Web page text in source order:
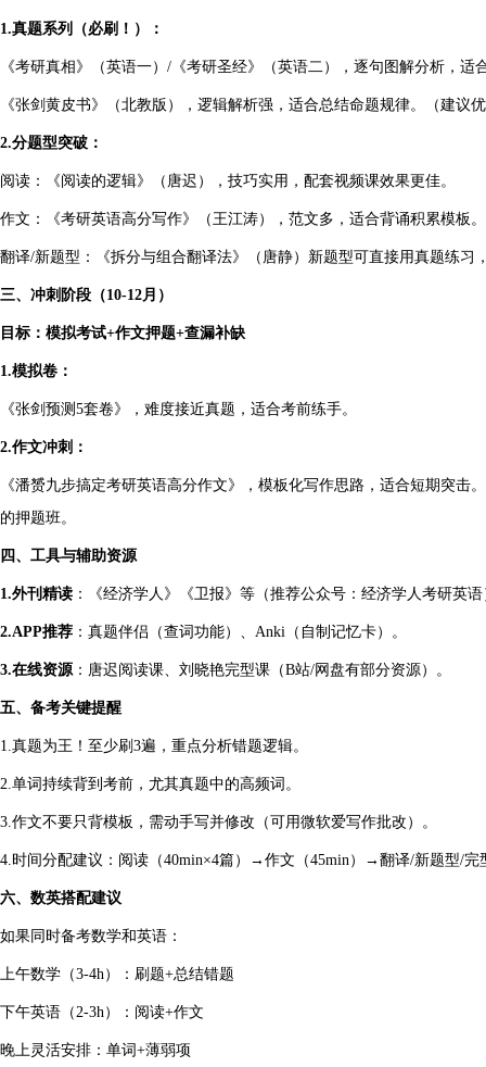
1.真题系列（必刷！）：
《考研真相》（英语一）/《考研圣经》（英语二），逐句图解分析，适
《张剑黄皮书》（北教版），逻辑解析强，适合总结命题规律。（建议
2.分题型突破：
阅读：《阅读的逻辑》（唐迟），技巧实用，配套视频课效果更佳。
作文：《考研英语高分写作》（王江涛），范文多，适合背诵积累模板。
翻译/新题型：《拆分与组合翻译法》（唐静）新题型可直接用真题练习
三、冲刺阶段（10-12月）
目标：模拟考试+作文押题+查漏补缺
1.模拟卷：
《张剑预测5套卷》，难度接近真题，适合考前练手。
2.作文冲刺：
《潘赟九步搞定考研英语高分作文》，模板化写作思路，适合短期突击
的押题班。
四、工具与辅助资源
1.外刊精读 ：《经济学人》《卫报》等（推荐公众号：经济学人考研英
2.APP推荐 ：真题伴侣（查词功能）、Anki（自制记忆卡）。
3.在线资源：唐迟阅读课、刘晓艳完型课（B站/网盘有部分资源）。
五、备考关键提醒
1.真题为王！至少刷3遍，重点分析错题逻辑。
2.单词持续背到考前，尤其真题中的高频词。
3.作文不要只背模板，需动手写并修改（可用微软爱写作批改）。
4.时间分配建议：阅读（40min×4篇）→作文（45min）→翻译/新题型/完
六、数英搭配建议
如果同时备考数学和英语：
上午数学（3-4h）：刷题+总结错题
下午英语（2-3h）：阅读+作文
晚上灵活安排：单词+薄弱项